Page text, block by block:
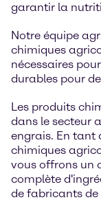
garantir la
Notre équipe
chimiques
nécessaires
durables pour
Les produits
dans le secteur
engrais. En tant
chimiques
vous offrons un
complète
de fabricants de